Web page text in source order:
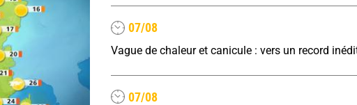
07/08
07/08